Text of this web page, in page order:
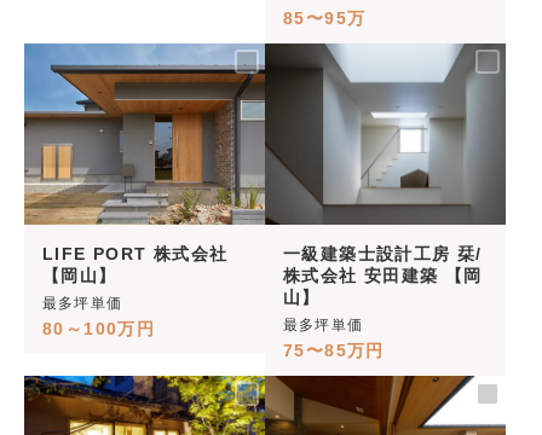
85〜95万
LIFE PORT 株式会社
【岡山】
最多坪単価
80～100万円
一級建築士設計工房 栞/
株式会社 安田建築 【岡
山】
最多坪単価
75〜85万円